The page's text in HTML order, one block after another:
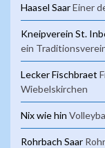
Haasel SaarEiner
Kneipverein St.
ein
Lecker Fischbraet
Wiebelskirchen
Nix wie hin
Rohrbach Saar